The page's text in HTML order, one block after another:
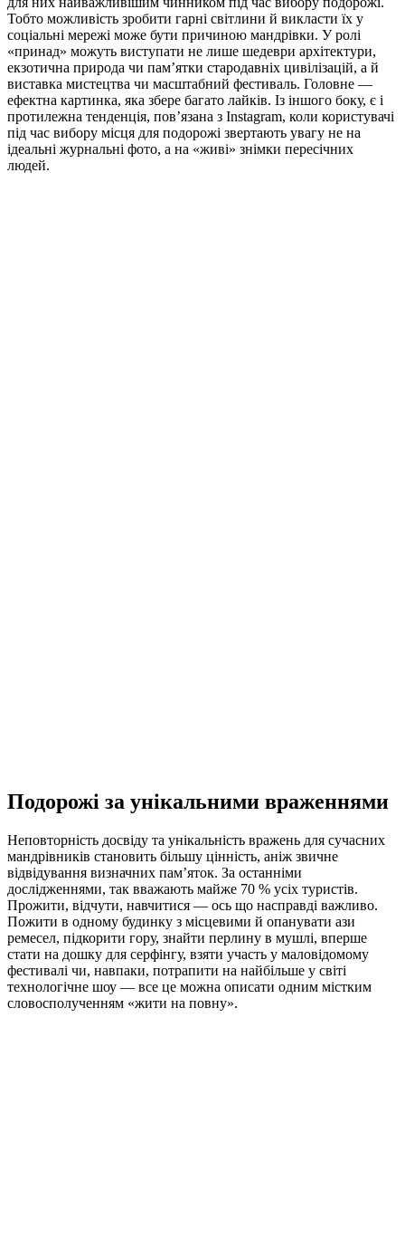
Тобто можливість зробити гарні світлини й викласти їх у
соціальні мережі може бути причиною мандрівки. У ролі
«принад» можуть виступати не лише шедеври архітектури,
екзотична природа чи пам’ятки стародавніх цивілізацій, а й
виставка мистецтва чи масштабний фестиваль. Головне —
ефектна картинка, яка збере багато лайків. Із іншого боку, є і
протилежна тенденція, пов’язана з Instagram, коли користувачі
під час вибору місця для подорожі звертають увагу не на
ідеальні журнальні фото, а на «живі» знімки пересічних
людей.
Подорожі за унікальними враженнями
Неповторність досвіду та унікальність вражень для сучасних
мандрівників становить більшу цінність, аніж звичне
відвідування визначних пам’яток. За останніми
дослідженнями, так вважають майже 70 % усіх туристів.
Прожити, відчути, навчитися — ось що насправді важливо.
Пожити в одному будинку з місцевими й опанувати ази
ремесел, підкорити гору, знайти перлину в мушлі, вперше
стати на дошку для серфінгу, взяти участь у маловідомому
фестивалі чи, навпаки, потрапити на найбільше у світі
технологічне шоу — все це можна описати одним містким
словосполученням «жити на повну».